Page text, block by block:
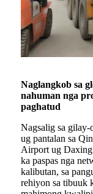
Naglangkob sa
nahuman nga
paghatud
Nagsalig sa gilay-
ug pantalan sa
Airport ug
ka paspas nga
kalibutan, sa
rehiyon sa tibuuk